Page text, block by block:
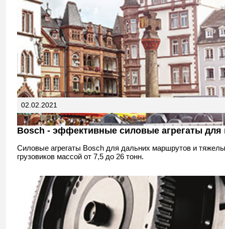
02.02.2021
Bosch - эффективные силовые агрегаты для
Силовые агрегаты Bosch для дальних маршрутов и
грузовиков массой от 7,5 до 26 тонн.